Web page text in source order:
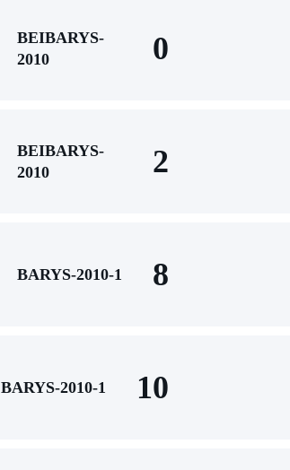
BEIBARYS-
2010
0
BEIBARYS-
2010
2
BARYS-2010-1 8
BARYS-2010-1 10